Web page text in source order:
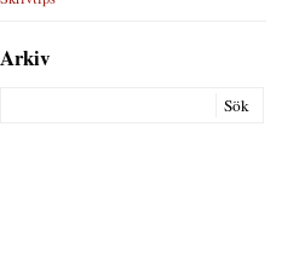
Arkiv